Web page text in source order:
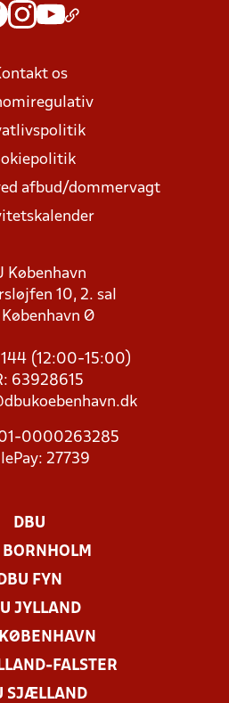
os
afbud/dommervagt
København
10, 2. sal
Ø
144 (12:00-15:00)
63928615
0000263285
27739
DBU
BORNHOLM
DBU FYN
JYLLAND
FALSTER
SJÆLLAND